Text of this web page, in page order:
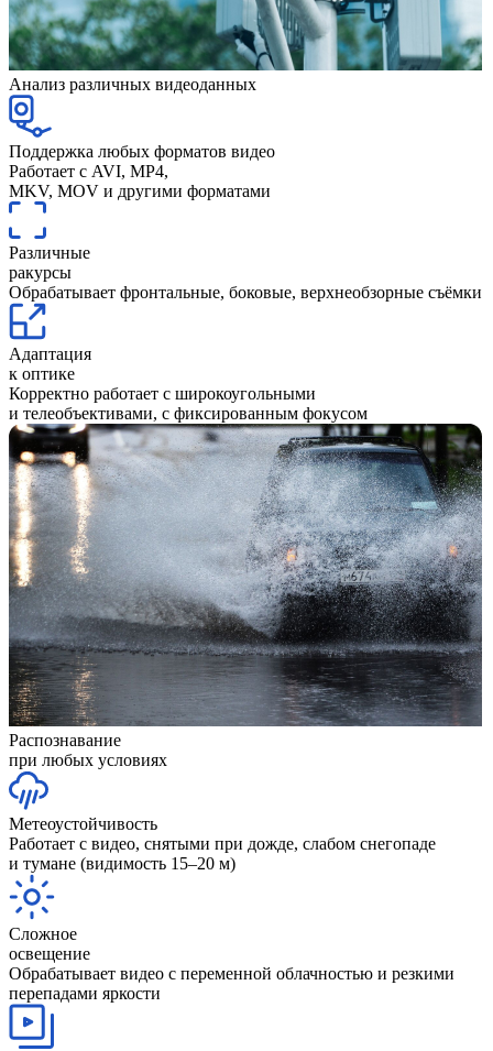
Анализ различных видеоданных
Поддержка любых форматов видео
Работает с AVI, MP4,
MKV, MOV и другими форматами
Различные
ракурсы
Обрабатывает фронтальные, боковые, верхнеобзорные съёмки
Адаптация
к оптике
Корректно работает с широкоугольными
и телеобъективами, с фиксированным фокусом
Распознавание
при любых условиях
Метеоустойчивость
Работает с видео, снятыми при дожде, слабом снегопаде
и тумане (видимость 15–20 м)
Сложное
освещение
Обрабатывает видео с переменной облачностью и резкими
перепадами яркости